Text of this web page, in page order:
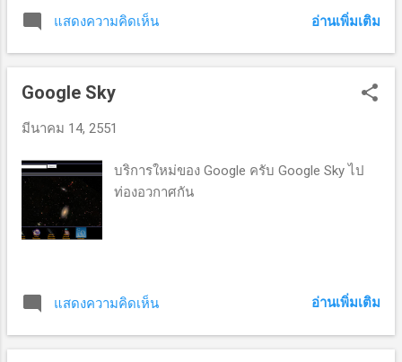
ไฟล์ student.txt ดูจะได้อะไรประมาณนี้ เดี๋ยว
Devices แล้วตั้งค่าตามภาพเลย จากภาพจะเห็น
ว่า Skype มองเห็นกล้อง Acer ได้อัตโนมัติ
สะดวกมาก ๆ เพราะไม่ต้องไปยุ่งกับปัญหา
แสดงความคิดเห็น อ่านเพิ่มเติม
Google Sky
มีนาคม 14, 2551
บริการใหม่ของ Google ครับ Google Sky ไป
ท่องอวกาศกัน
แสดงความคิดเห็น อ่านเพิ่มเติม